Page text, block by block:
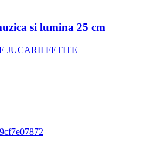
si lumina 25 cm
JUCARII FETITE